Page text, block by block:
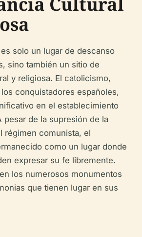
solo un lugar de descanso
sino también un sitio de
y religiosa. El catolicismo,
conquistadores españoles,
en el establecimiento
pesar de la supresión de la
régimen comunista, el
como un lugar donde
expresar su fe libremente.
los numerosos monumentos
que tienen lugar en sus